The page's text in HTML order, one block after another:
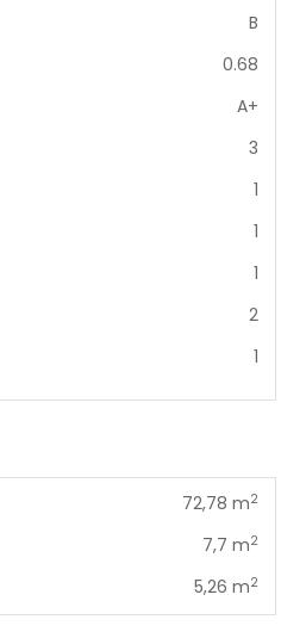
B
0.68
A+
3
1
1
1
2
1
72,78 m2
7,7 m2
5,26 m2